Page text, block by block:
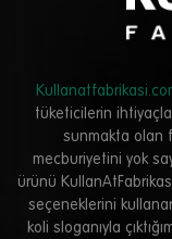
tüketicilerin
sunmakta olan
mecburiyetini yok
ürünü
seçeneklerini
koli sloganıyla